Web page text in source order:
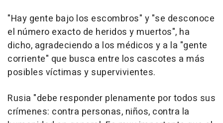
"Hay gente bajo los escombros" y "se desconoce
el número exacto de heridos y muertos", ha
dicho, agradeciendo a los médicos y a la "gente
corriente" que busca entre los cascotes a más
posibles víctimas y supervivientes.
Rusia "debe responder plenamente por todos sus
crímenes: contra personas, niños, contra la